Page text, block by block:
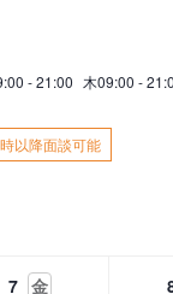
- 21:00 木09:00 -
以降面談可能
7 金